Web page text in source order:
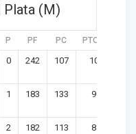
Plata (M)
P PF PC PTOS
0 242 107 10
1 183 133 9
2 182 113 8